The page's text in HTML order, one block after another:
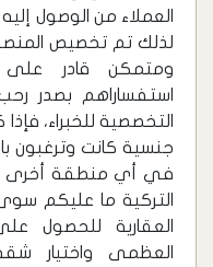
العملاء من الوصول إليه
لذلك تم تخصيص
ومتمكن قادر على
استفساراهم بصدر
التخصصية للخبراء،
جنسية كانت وترغبون
في أي منطقة أخرى
التركية ما عليكم
العقارية للحصول
العظمى واختيار